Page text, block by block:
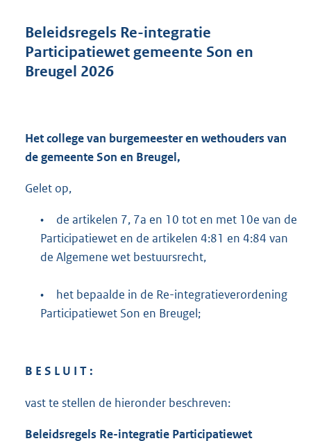
r
o
1
Beleidsregels Re-integratie
Participatiewet gemeente Son en
Breugel 2026
Het college van burgemeester en wethouders van
de gemeente Son en Breugel,
Gelet op,
•
de artikelen 7, 7a en 10 tot en met 10e van de
Participatiewet en de artikelen 4:81 en 4:84 van
de Algemene wet bestuursrecht,
•
het bepaalde in de Re-integratieverordening
Participatiewet Son en Breugel;
B E S L U I T :
vast te stellen de hieronder beschreven:
Beleidsregels Re-integratie Participatiewet